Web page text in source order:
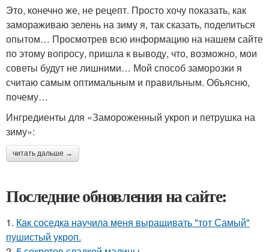
Это, конечно же, не рецепт. Просто хочу показать, как
замораживаю зелень на зиму я, так сказать, поделиться
опытом… Просмотрев всю информацию на нашем сайте
по этому вопросу, пришла к выводу, что, возможно, мои
советы будут не лишними… Мой способ заморозки я
считаю самым оптимальным и правильным. Объясню,
почему…
Ингредиенты для «Замороженный укроп и петрушка на
зиму»:
читать дальше →
Последние обновления на сайте:
1. Как соседка научила меня выращивать "тот Самый"
пушистый укроп.